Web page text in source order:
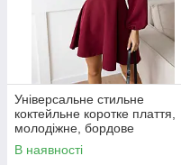
Універсальне стильне
коктейльне коротке плаття,
молодіжне, бордове
В наявності